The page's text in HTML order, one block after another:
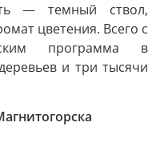
— темный ствол,
цветения. Всего с
программа в
и три тысячи